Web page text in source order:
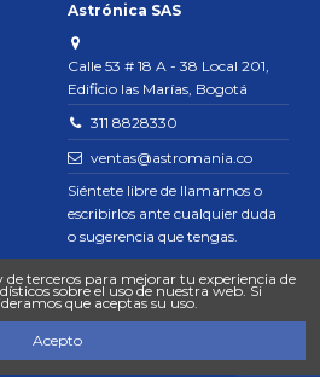
Astrónica SAS
Calle 53 # 18 A - 38 Local 201,
Edificio las Marías, Bogotá
311 8828330
ventas@astromania.co
Siéntete libre de llamarnos o
escribirlos ante cualquier duda
o sugerencia que tengas.
terceros para mejorar tu experiencia de
sobre el uso de nuestra web. Si
que aceptas su uso.
Acepto